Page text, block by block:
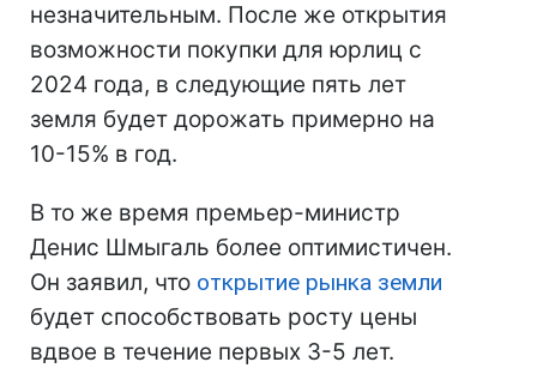
незначительным. После же открытия
возможности покупки для юрлиц с
2024 года, в следующие пять лет
земля будет дорожать примерно на
10-15% в год.
В то же время премьер-министр
Денис Шмыгаль более оптимистичен.
Он заявил, что открытие рынка земли
будет способствовать росту цены
вдвое в течение первых 3-5 лет.